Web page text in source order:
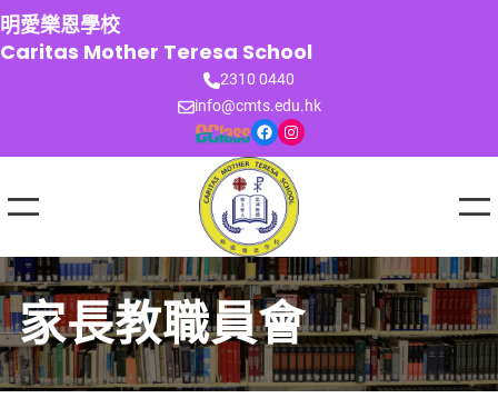
跳
至
主
明愛樂恩學校
Caritas Mother Teresa School
2310 0440
info@cmts.edu.hk
Facebook Instagram
家長教職員會